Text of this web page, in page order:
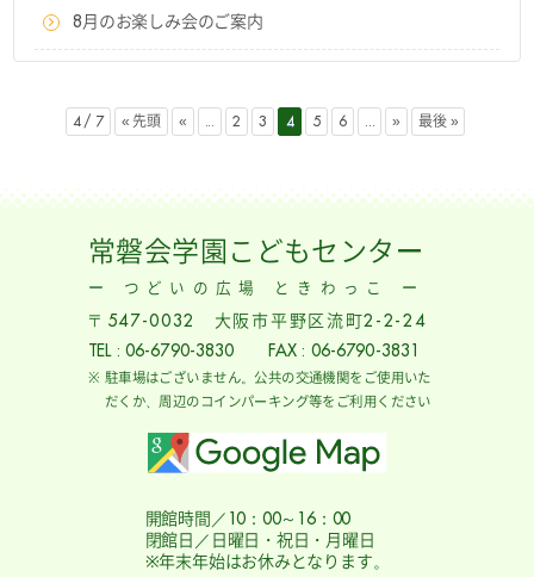
8月のお楽しみ会のご案内
4 / 7 « 先頭 « ... 2 3 4 5 6 ... » 最後 »
常磐会学園こどもセンター
ー つどいの広場 ときわっこ ー
〒547-0032 大阪市平野区流町2-2-24
TEL : 06-6790-3830 FAX : 06-6790-3831
駐車場はございません。公共の交通機関をご使用いた
だくか、周辺のコインパーキング等をご利用ください
開館時間／10：00～16：00
閉館日／日曜日・祝日・月曜日
※年末年始はお休みとなります。